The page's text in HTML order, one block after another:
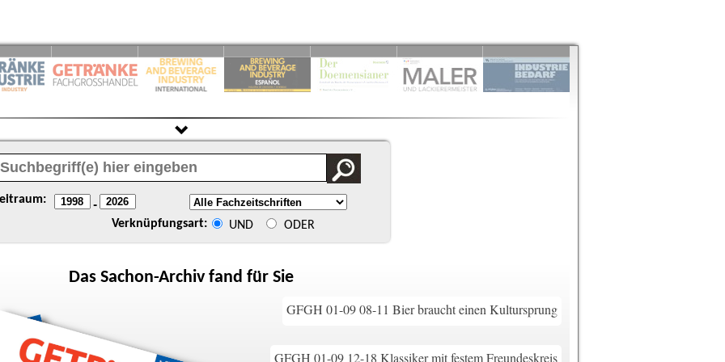
-
Verknüpfungsart: UND ODER
Das Sachon-Archiv fand für Sie
GFGH 01-09 08-11 Bier braucht einen Kultursprung
GFGH 01-09 12-18 Klassiker mit festem Freundeskreis